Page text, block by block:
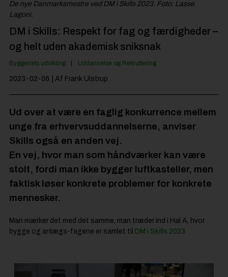
De nye Danmarksmestre ved DM i Skills 2023. Foto: Lasse
Lagoni.
DM i Skills: Respekt for fag og færdigheder –
og helt uden akademisk sniksnak
Byggeriets udvikling Uddannelse og Rekruttering
2023-02-06 | Af Frank Ulstrup
Ud over at være en faglig konkurrence mellem
unge fra erhvervsuddannelserne, anviser
Skills også en anden vej.
En vej, hvor man som håndværker kan være
stolt, fordi man ikke bygger luftkasteller, men
faktisk løser konkrete problemer for konkrete
mennesker.
Man mærker det med det samme, man træder ind i Hal A, hvor
bygge og anlægs-fagene er samlet til DM i Skills 2023